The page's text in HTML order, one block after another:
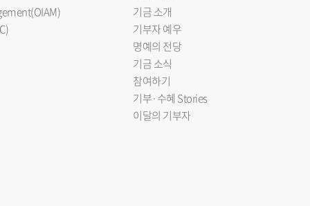
기금 소개
기부자 예우
명예의 전당
기금 소식
참여하기
기부·수혜 Stories
이달의 기부자